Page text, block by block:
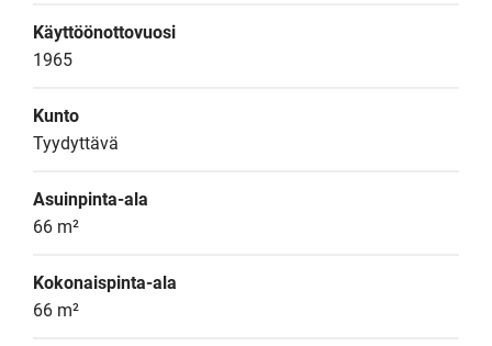
Käyttöönottovuosi
1965
Kunto
Tyydyttävä
Asuinpinta-ala
66 m²
Kokonaispinta-ala
66 m²